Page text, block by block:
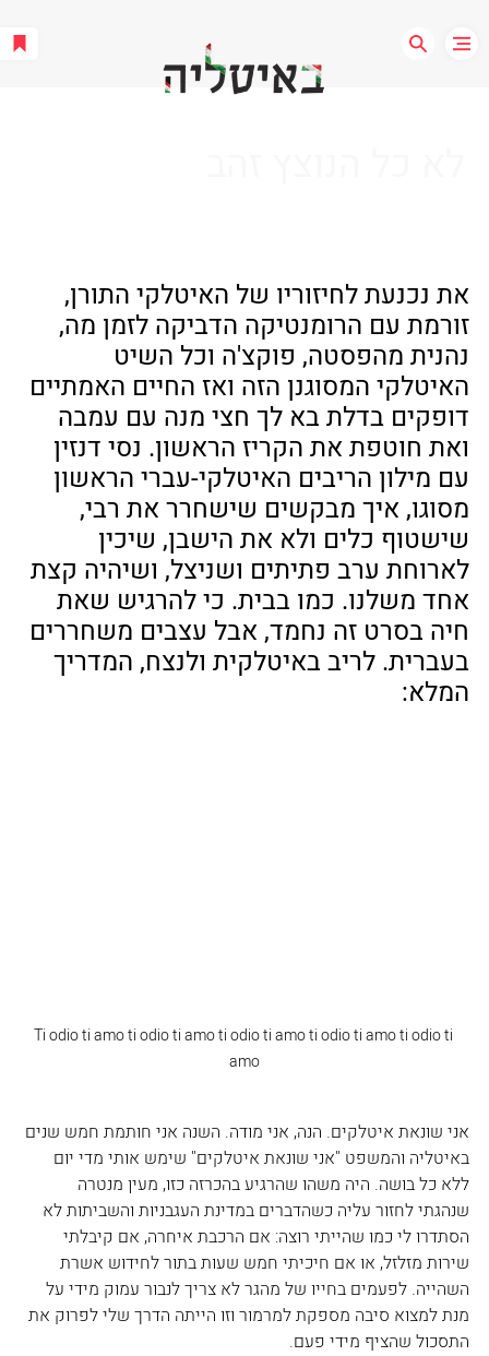
את נכנעת לחיזוריו של האיטלקי התורן,
זורמת עם הרומנטיקה הדביקה לזמן מה,
נהנית מהפסטה, פוקצ'ה וכל השיט
האיטלקי המסוגנן הזה ואז החיים האמתיים
דופקים בדלת בא לך חצי מנה עם עמבה
ואת חוטפת את הקריז הראשון. נסי דנזין
עם מילון הריבים האיטלקי-עברי הראשון
מסוגו, איך מבקשים שישחרר את רבי,
שישטוף כלים ולא את הישבן, שיכין
לארוחת ערב פתיתים ושניצל, ושיהיה קצת
אחד משלנו. כמו בבית. כי להרגיש שאת
חיה בסרט זה נחמד, אבל עצבים משחררים
בעברית. לריב באיטלקית ולנצח, המדריך
המלא:
Ti odio ti amo ti odio ti amo ti odio ti amo ti odio ti amo ti odio ti
amo
אני שונאת איטלקים. הנה, אני מודה. השנה אני חותמת חמש שנים
באיטליה והמשפט "אני שונאת איטלקים" שימש אותי מדי יום
ללא כל בושה. היה משהו שהרגיע בהכרזה כזו, מעין מנטרה
שנהגתי לחזור עליה כשהדברים במדינת העגבניות והשביתות לא
הסתדרו לי כמו שהייתי רוצה: אם הרכבת איחרה, אם קיבלתי
שירות מזלזל, או אם חיכיתי חמש שעות בתור לחידוש אשרת
השהייה. לפעמים בחייו של מהגר לא צריך לנבור עמוק מידי על
מנת למצוא סיבה מספקת למרמור וזו הייתה הדרך שלי לפרוק את
התסכול שהציף מידי פעם.